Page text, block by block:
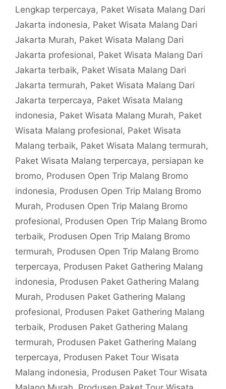
Lengkap terpercaya, Paket Wisata Malang Dari
Jakarta indonesia, Paket Wisata Malang Dari
Jakarta Murah, Paket Wisata Malang Dari
Jakarta profesional, Paket Wisata Malang Dari
Jakarta terbaik, Paket Wisata Malang Dari
Jakarta termurah, Paket Wisata Malang Dari
Jakarta terpercaya, Paket Wisata Malang
indonesia, Paket Wisata Malang Murah, Paket
Wisata Malang profesional, Paket Wisata
Malang terbaik, Paket Wisata Malang termurah,
Paket Wisata Malang terpercaya, persiapan ke
bromo, Produsen Open Trip Malang Bromo
indonesia, Produsen Open Trip Malang Bromo
Murah, Produsen Open Trip Malang Bromo
profesional, Produsen Open Trip Malang Bromo
terbaik, Produsen Open Trip Malang Bromo
termurah, Produsen Open Trip Malang Bromo
terpercaya, Produsen Paket Gathering Malang
indonesia, Produsen Paket Gathering Malang
Murah, Produsen Paket Gathering Malang
profesional, Produsen Paket Gathering Malang
terbaik, Produsen Paket Gathering Malang
termurah, Produsen Paket Gathering Malang
terpercaya, Produsen Paket Tour Wisata
Malang indonesia, Produsen Paket Tour Wisata